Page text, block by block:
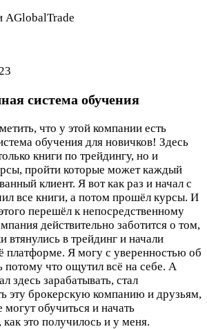
AGlobalTrade
система обучения
что у этой компании есть
обучения для новичков! Здесь
книги по трейдингу, но и
пройти которые может каждый
клиент. Я вот как раз и начал с
все книги, а потом прошёл курсы. И
перешёл к непосредственному
действительно заботится о том,
втянулись в трейдинг и начали
платформе. Я могу с уверенностью об
потому что ощутил всё на себе. А
здесь зарабатывать, стал
эту брокерскую компанию и друзьям,
обучиться и начать
как это получилось и у меня.